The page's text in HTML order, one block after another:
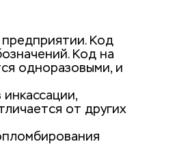
Код
Код на
одноразовыми, и
от других